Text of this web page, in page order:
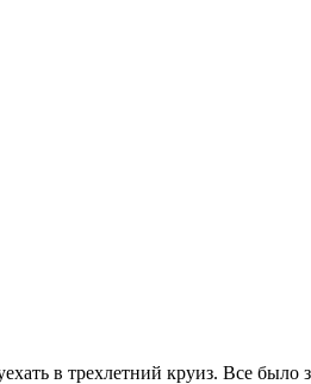
в трехлетний круиз. Все было